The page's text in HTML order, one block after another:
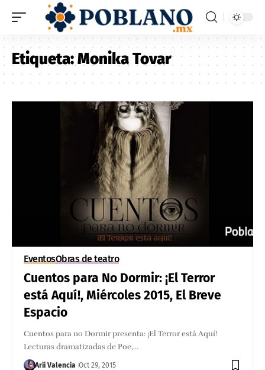
Etiqueta:Monika Tovar
EventosObras de teatro
Cuentos para No Dormir: ¡El Terror
está Aquí!, Miércoles 2015, El Breve
Espacio
Cuentos para no Dormir presenta: ¡El Terror está Aquí!
Lecturas dramatizadas de Poe,…
Arii Valencia Oct 29, 2015